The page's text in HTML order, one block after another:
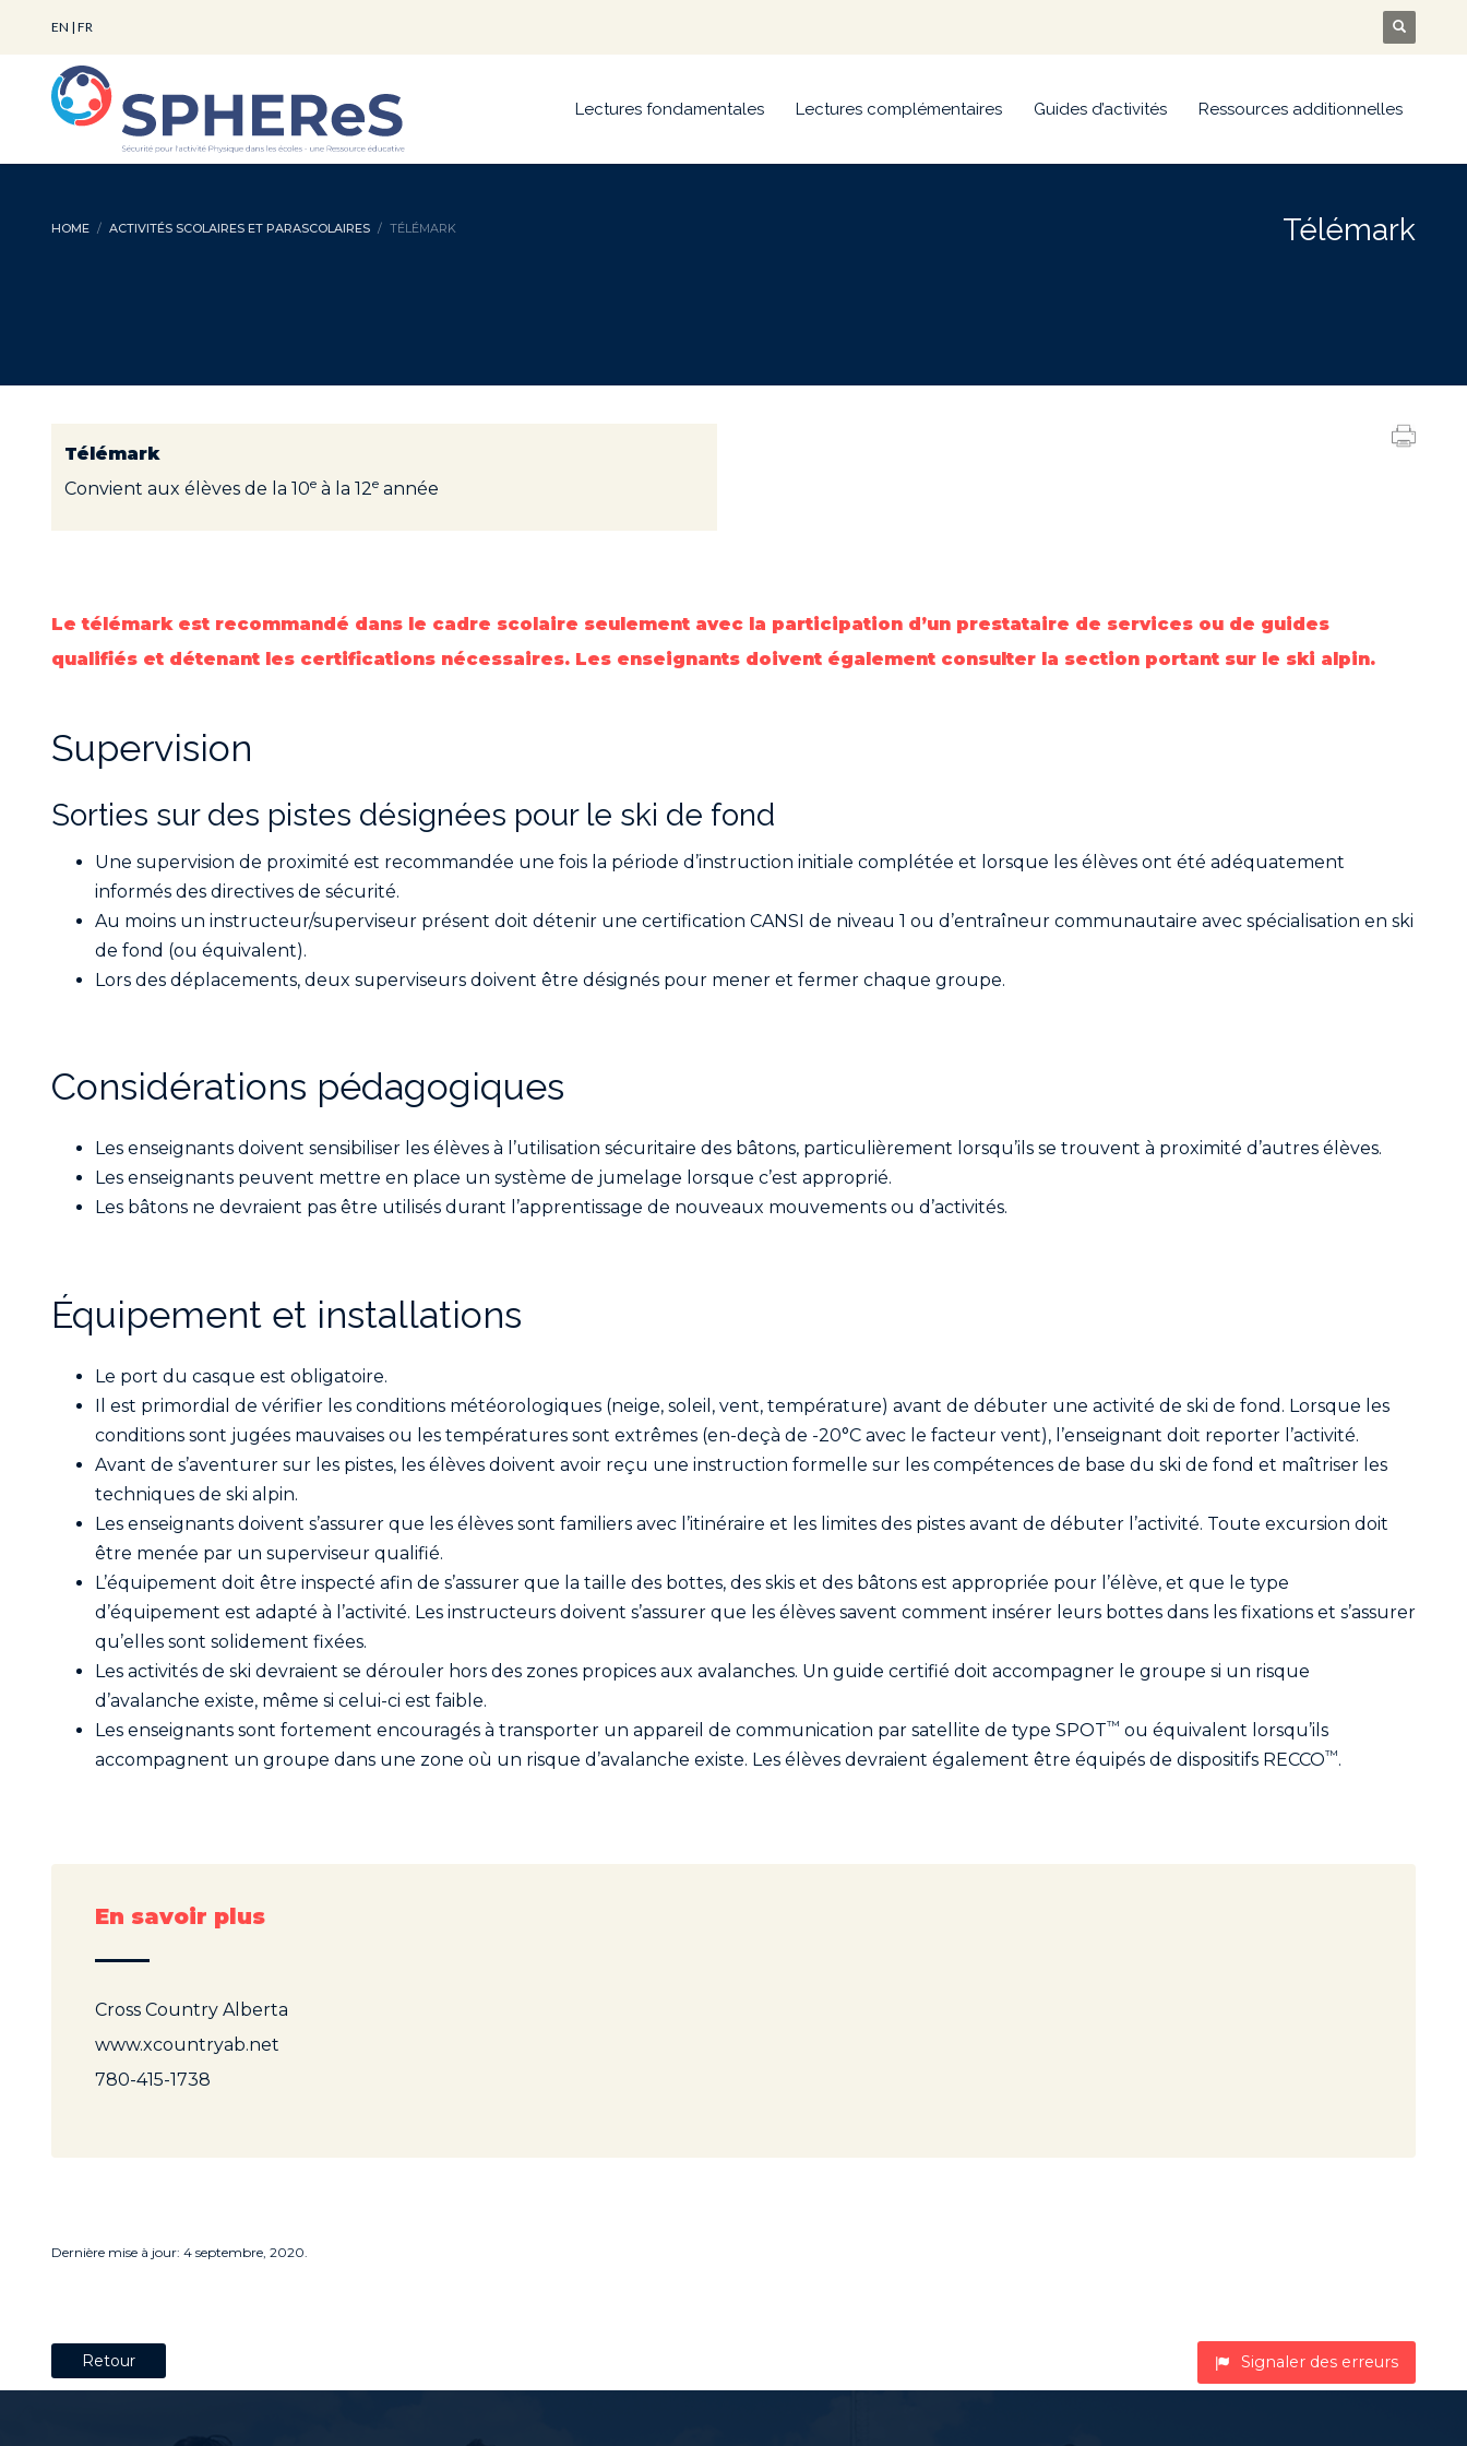
EN | FR
Lectures fondamentales Lectures complémentaires Guides d’activités Ressources additionnelles
HOME ACTIVITÉS SCOLAIRES ET PARASCOLAIRES TÉLÉMARK Télémark
Télémark
Convient aux élèves de la 10e à la 12e année
Le télémark est recommandé dans le cadre scolaire seulement avec la participation d’un prestataire de services ou de guides
qualifiés et détenant les certifications nécessaires. Les enseignants doivent également consulter la section portant sur le ski alpin.
Supervision
Sorties sur des pistes désignées pour le ski de fond
Une supervision de proximité est recommandée une fois la période d’instruction initiale complétée et lorsque les élèves ont été adéquatement
informés des directives de sécurité.
Au moins un instructeur/superviseur présent doit détenir une certification CANSI de niveau 1 ou d’entraîneur communautaire avec spécialisation en ski
de fond (ou équivalent).
Lors des déplacements, deux superviseurs doivent être désignés pour mener et fermer chaque groupe.
Considérations pédagogiques
Les enseignants doivent sensibiliser les élèves à l’utilisation sécuritaire des bâtons, particulièrement lorsqu’ils se trouvent à proximité d’autres élèves.
Les enseignants peuvent mettre en place un système de jumelage lorsque c’est approprié.
Les bâtons ne devraient pas être utilisés durant l’apprentissage de nouveaux mouvements ou d’activités.
Équipement et installations
Le port du casque est obligatoire.
Il est primordial de vérifier les conditions météorologiques (neige, soleil, vent, température) avant de débuter une activité de ski de fond. Lorsque les
conditions sont jugées mauvaises ou les températures sont extrêmes (en-deçà de -20°C avec le facteur vent), l’enseignant doit reporter l’activité.
Avant de s’aventurer sur les pistes, les élèves doivent avoir reçu une instruction formelle sur les compétences de base du ski de fond et maîtriser les
techniques de ski alpin.
Les enseignants doivent s’assurer que les élèves sont familiers avec l’itinéraire et les limites des pistes avant de débuter l’activité. Toute excursion doit
être menée par un superviseur qualifié.
L’équipement doit être inspecté afin de s’assurer que la taille des bottes, des skis et des bâtons est appropriée pour l’élève, et que le type
d’équipement est adapté à l’activité. Les instructeurs doivent s’assurer que les élèves savent comment insérer leurs bottes dans les fixations et s’assurer
qu’elles sont solidement fixées.
Les activités de ski devraient se dérouler hors des zones propices aux avalanches. Un guide certifié doit accompagner le groupe si un risque
d’avalanche existe, même si celui-ci est faible.
Les enseignants sont fortement encouragés à transporter un appareil de communication par satellite de type SPOT™ ou équivalent lorsqu’ils
accompagnent un groupe dans une zone où un risque d’avalanche existe. Les élèves devraient également être équipés de dispositifs RECCO™.
En savoir plus
Cross Country Alberta
www.xcountryab.net
780-415-1738
Dernière mise à jour: 4 septembre, 2020.
Retour Signaler des erreurs